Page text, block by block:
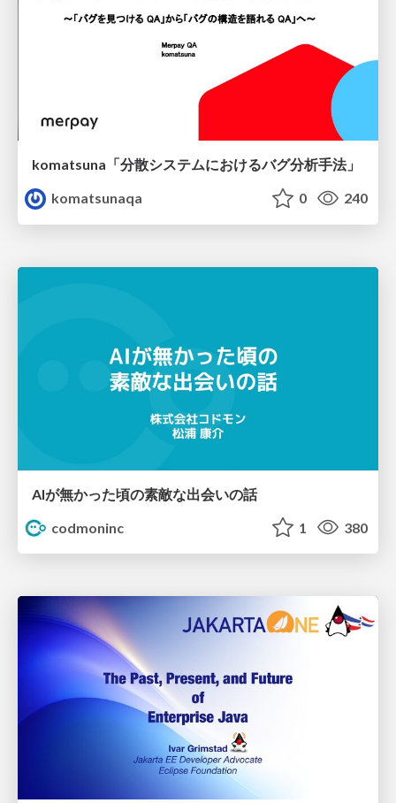
komatsuna「分散システムにおけるバグ分析手法」
komatsunaqa
0 240
AIが無かった頃の素敵な出会いの話
codmoninc
1 380